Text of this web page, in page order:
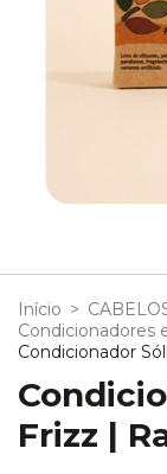
Início >
Condicionadores
Condicionador
Frizz |